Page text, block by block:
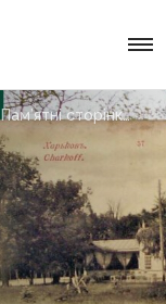
Пам’ятні сторінки ХНМУ – лютий 2024